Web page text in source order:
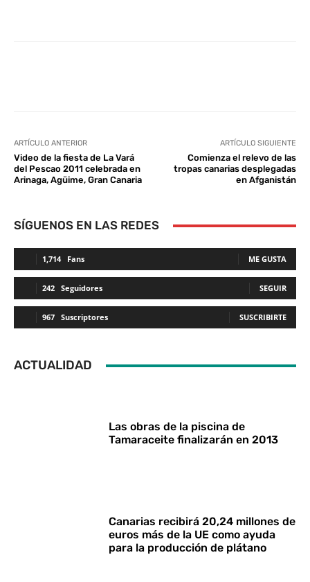
ARTÍCULO ANTERIOR
Video de la fiesta de La Vará
del Pescao 2011 celebrada en
Arinaga, Agüime, Gran Canaria
ARTÍCULO SIGUIENTE
Comienza el relevo de las
tropas canarias desplegadas
en Afganistán
SÍGUENOS EN LAS REDES
1,714 Fans ME GUSTA
242 Seguidores SEGUIR
967 Suscriptores SUSCRIBIRTE
ACTUALIDAD
Las obras de la piscina de
Tamaraceite finalizarán en 2013
Canarias recibirá 20,24 millones de
euros más de la UE como ayuda
para la producción de plátano